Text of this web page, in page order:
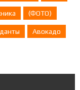
(ФОТО)
Авокадо